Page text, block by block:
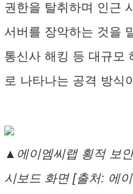
권한을 탈취하며 인근
서버를 장악하는 것을
통신사 해킹 등 대규모
로 나타나는 공격 방식
▲에이엠씨랩 횡적 보
시보드 화면 [출처: 에